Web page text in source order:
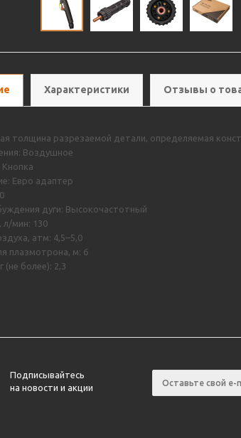
Характеристики Отзывы о
толщина разрезаемой детали, определяемая
Воздушное
Кнопка
Евро адаптер
дуги: Высокочастотный
л/мин: 130
атм: 4,5–5,0
плазмотрона, м: 6
(не более): 2,3
Подписывайтесь
на новости и акции